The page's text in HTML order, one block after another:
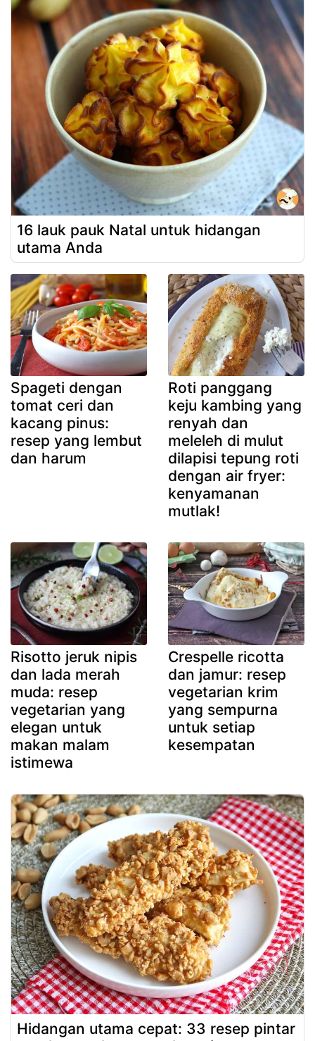
16 lauk pauk Natal untuk hidangan
utama Anda
Spageti dengan
tomat ceri dan
kacang pinus:
resep yang lembut
dan harum
Roti panggang
keju kambing yang
renyah dan
meleleh di mulut
dilapisi tepung roti
dengan air fryer:
kenyamanan
mutlak!
Risotto jeruk nipis
dan lada merah
muda: resep
vegetarian yang
elegan untuk
makan malam
istimewa
Crespelle ricotta
dan jamur: resep
vegetarian krim
yang sempurna
untuk setiap
kesempatan
Hidangan utama cepat: 33 resep pintar